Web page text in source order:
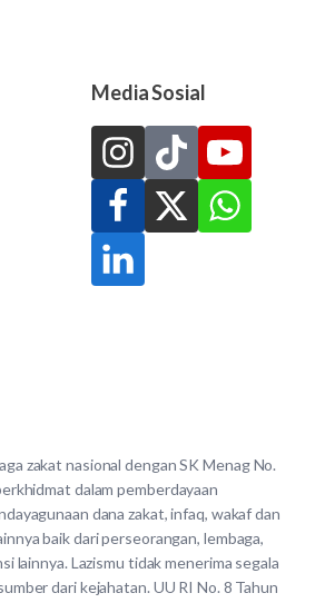
zakat nasional dengan SK Menag No.
dalam pemberdayaan
dana zakat, infaq, wakaf dan
baik dari perseorangan, lembaga,
lainnya. Lazismu tidak menerima segala
dari kejahatan. UU RI No. 8 Tahun
Media Sosial